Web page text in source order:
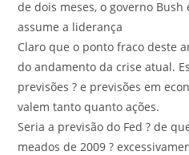
de dois meses, o governo Bush
assume a liderança
Claro que o ponto fraco deste
do andamento da crise atual.
previsões ? e previsões em
valem tanto quanto ações.
Seria a previsão do Fed ? de
meados de 2009 ?